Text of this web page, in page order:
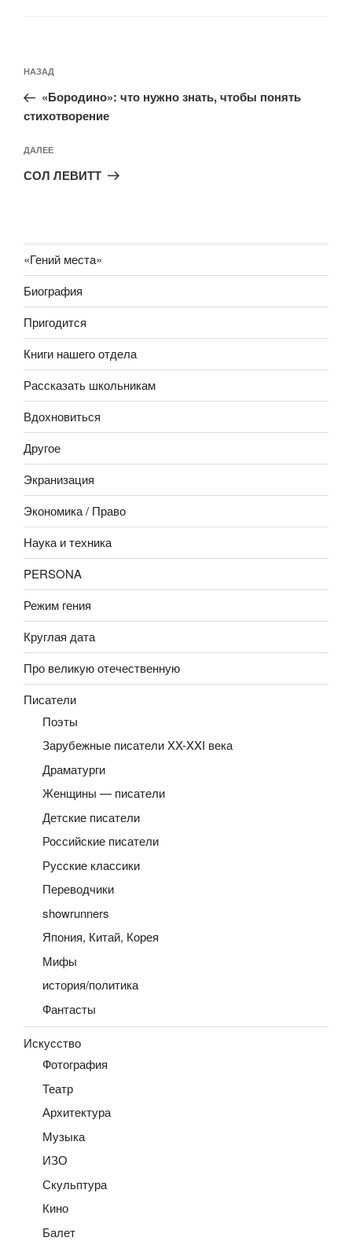
по
записям
Предыдущая
запись:
НАЗАД
«Бородино»: что нужно знать, чтобы понять
стихотворение
Следующая
запись
ДАЛЕЕ
СОЛ ЛЕВИТТ
«Гений места»
Биография
Пригодится
Книги нашего отдела
Рассказать школьникам
Вдохновиться
Другое
Экранизация
Экономика / Право
Наука и техника
PERSONA
Режим гения
Круглая дата
Про великую отечественную
Писатели
Поэты
Зарубежные писатели XX-XXI века
Драматурги
Женщины — писатели
Детские писатели
Российские писатели
Русские классики
Переводчики
showrunners
Япония, Китай, Корея
Мифы
история/политика
Фантасты
Искусство
Фотография
Театр
Архитектура
Музыка
ИЗО
Скульптура
Кино
Балет